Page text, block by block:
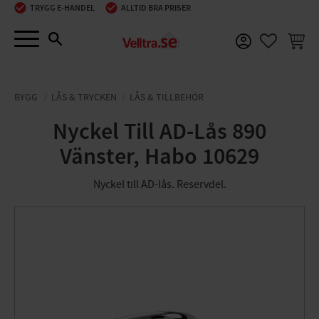
Meny
TRYGG E-HANDEL ALLTID BRA PRISER
BYGG LÅS & TRYCKEN LÅS & TILLBEHÖR
Nyckel Till AD-Lås 890
Vänster, Habo 10629
Nyckel till AD-lås. Reservdel.